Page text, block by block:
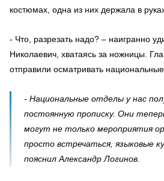
костюмах, одна из них держала в
- Что, разрезать надо? – наигранно
Николаевич, хватаясь за ножницы.
отправили осматривать
- Национальные отделы у нас
постоянную прописку. Они
могут не только мероприятия
просто встречаться, языковые
пояснил Александр Логинов.